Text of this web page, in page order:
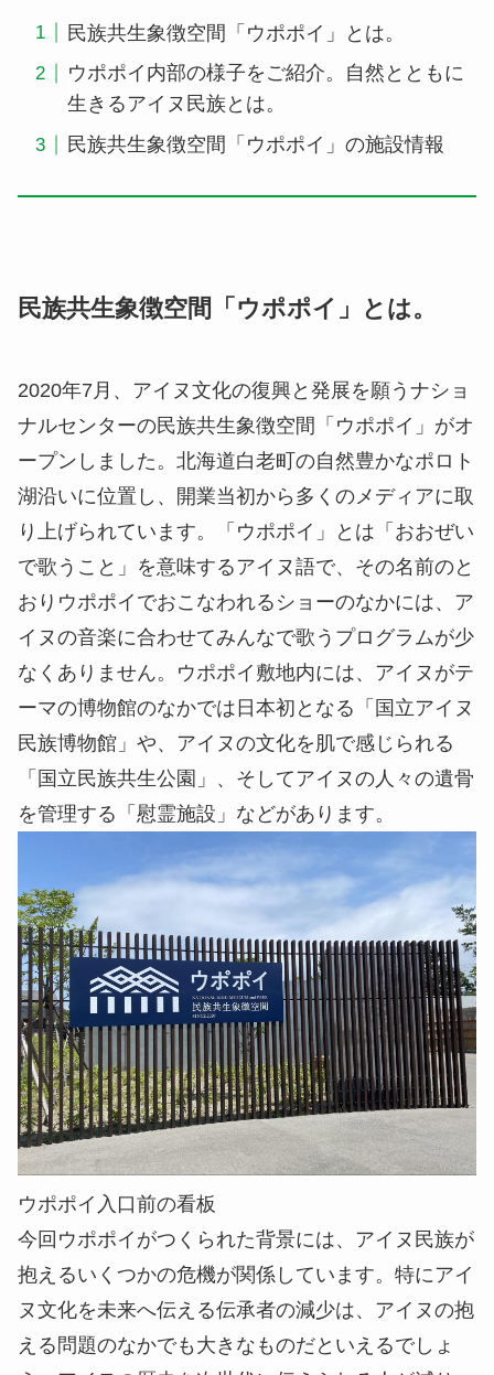
民族共生象徴空間「ウポポイ」とは。
ウポポイ内部の様子をご紹介。自然とともに
生きるアイヌ民族とは。
民族共生象徴空間「ウポポイ」の施設情報
民族共生象徴空間「ウポポイ」とは。
2020年7月、アイヌ文化の復興と発展を願うナショ
ナルセンターの民族共生象徴空間「ウポポイ」がオ
ープンしました。北海道白老町の自然豊かなポロト
湖沿いに位置し、開業当初から多くのメディアに取
り上げられています。「ウポポイ」とは「おおぜい
で歌うこと」を意味するアイヌ語で、その名前のと
おりウポポイでおこなわれるショーのなかには、ア
イヌの音楽に合わせてみんなで歌うプログラムが少
なくありません。ウポポイ敷地内には、アイヌがテ
ーマの博物館のなかでは日本初となる「国立アイヌ
民族博物館」や、アイヌの文化を肌で感じられる
「国立民族共生公園」、そしてアイヌの人々の遺骨
を管理する「慰霊施設」などがあります。
ウポポイ入口前の看板
今回ウポポイがつくられた背景には、アイヌ民族が
抱えるいくつかの危機が関係しています。特にアイ
ヌ文化を未来へ伝える伝承者の減少は、アイヌの抱
える問題のなかでも大きなものだといえるでしょ